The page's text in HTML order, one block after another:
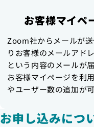
お客様マイペ
Zoom社からメールが
りお客様のメールアド
という内容のメールが届
お客様マイページを利
やユーザー数の追加が
お申し込みにつ